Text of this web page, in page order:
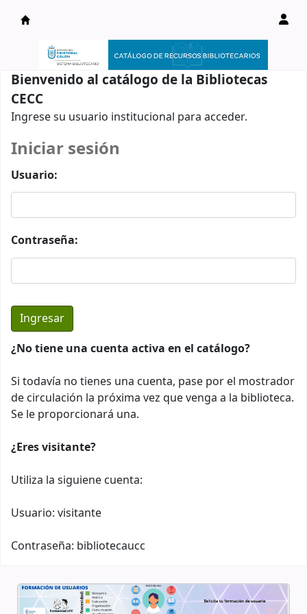
Catálogo en línea
Bienvenido al catálogo de la Bibliotecas
CECC
Ingrese su usuario institucional para acceder.
Iniciar sesión
Usuario:
Contraseña:
¿No tiene una cuenta activa en el catálogo?
Si todavía no tienes una cuenta, pase por el mostrador
de circulación la próxima vez que venga a la biblioteca.
Se le proporcionará una.
¿Eres visitante?
Utiliza la siguiene cuenta:
Usuario: visitante
Contraseña: bibliotecaucc